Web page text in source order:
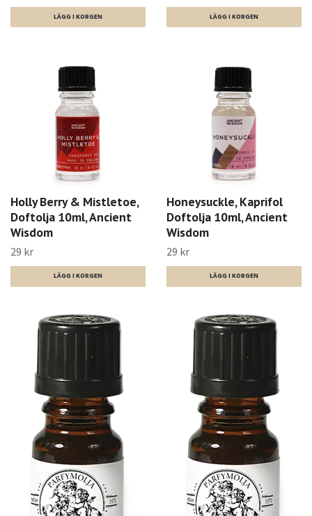
Holly Berry & Mistletoe,
Doftolja 10ml, Ancient
Wisdom
29 kr
Honeysuckle, Kaprifol
Doftolja 10ml, Ancient
Wisdom
29 kr